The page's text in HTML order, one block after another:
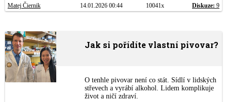
Matej Čiernik 14.01.2026 00:44 10041x Diskuze: 9
Jak si pořídíte vlastní pivovar?
O tenhle pivovar není co stát. Sídlí v lidských
střevech a vyrábí alkohol. Lidem komplikuje
život a ničí zdraví.